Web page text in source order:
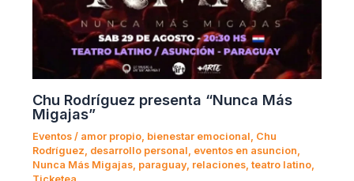
Chu Rodríguez presenta “Nunca Más
Migajas”
Eventos / amor propio bienestar emocional Chu
Rodríguez desarrollo personal eventos en asuncion
Nunca Más Migajas paraguay relaciones ,teatro latino